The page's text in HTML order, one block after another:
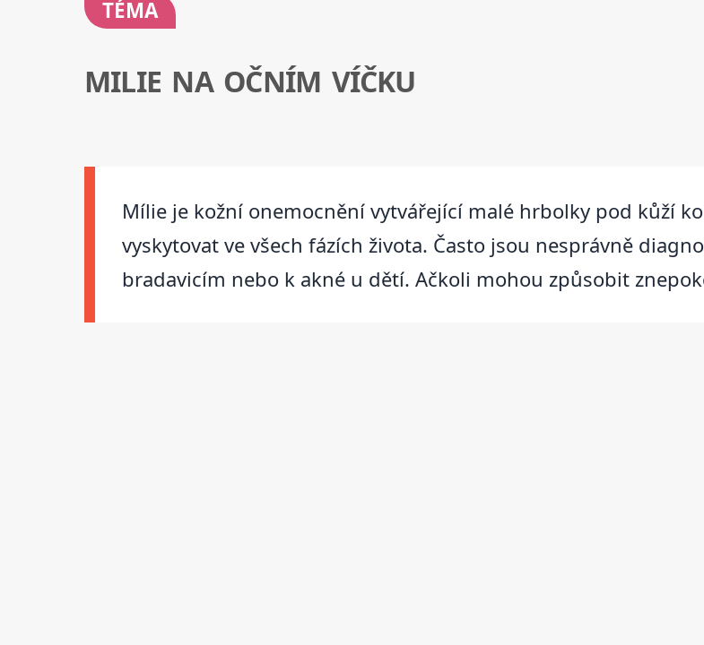
TÉMA
MILIE NA OČNÍM VÍČKU
Mílie je kožní onemocnění vytvářející malé hrbolky pod kůží
vyskytovat ve všech fázích života. Často jsou nesprávně
bradavicím nebo k akné u dětí. Ačkoli mohou způsobit